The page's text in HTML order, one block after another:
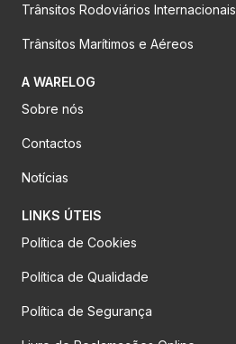
Trânsitos Rodoviários Internacionais
Trânsitos Marítimos e Aéreos
A WARELOG
Sobre nós
Contactos
Notícias
LINKS ÚTEIS
Política de Cookies
Política de Qualidade
Política de Segurança